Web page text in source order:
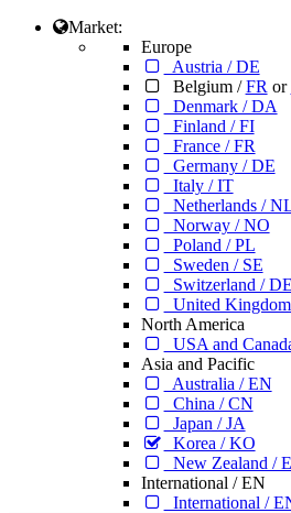
Market:
Europe
Austria / DE
Belgium /FR or
Denmark / DA
Finland / FI
France / FR
Germany / DE
Italy / IT
Netherlands /
Norway / NO
Poland / PL
Sweden / SE
Switzerland / DE
United
North America
USA and
Asia and Pacific
Australia / EN
China / CN
Japan / JA
Korea / KO
New Zealand /
International / EN
International /